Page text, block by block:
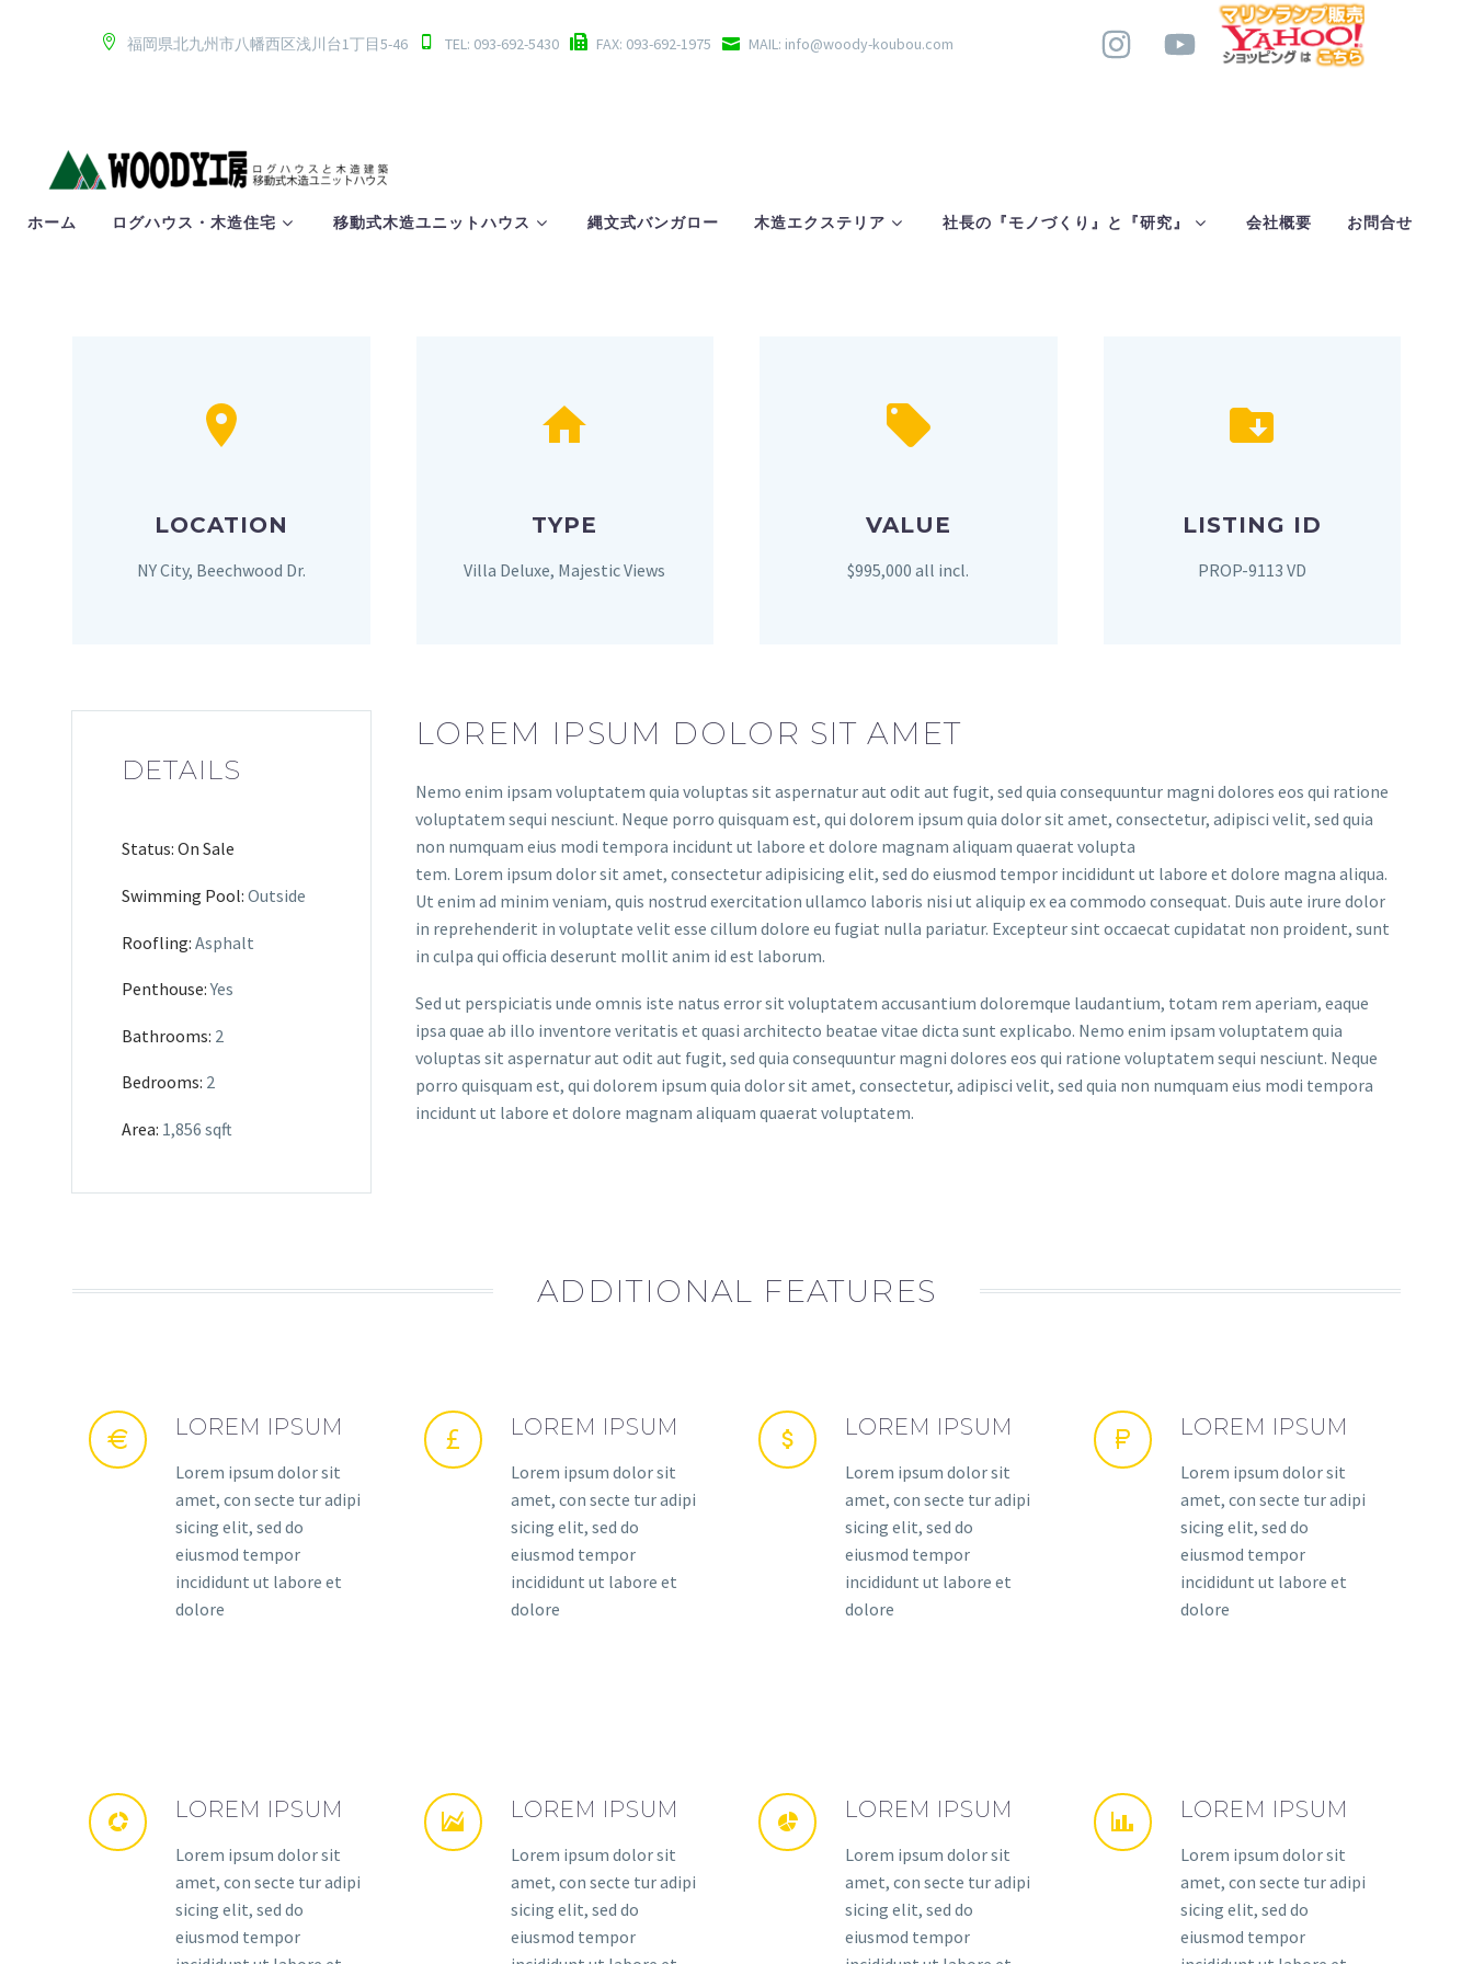
福岡県北九州市八幡西区浅川台1丁目5-46 TEL: 093-692-5430 FAX: 093-692-1975 MAIL: info@woody-koubou.com
ホーム ログハウス・木造住宅 移動式木造ユニットハウス 縄文式バンガロー 木造エクステリア 社長の『モノづくり』と『研究』 会社概要 お問合せ
LOCATION
NY City, Beechwood Dr.
TYPE
Villa Deluxe, Majestic Views
VALUE
$995,000 all incl.
LISTING ID
PROP-9113 VD
DETAILS
Status: On Sale
Swimming Pool: Outside
Roofling: Asphalt
Penthouse:Yes
Bathrooms: 2
Bedrooms: 2
Area: 1,856 sqft
LOREM IPSUM DOLOR SIT AMET
Nemo enim ipsam voluptatem quia voluptas sit aspernatur aut odit aut fugit, sed quia consequuntur magni dolores eos qui ratione
voluptatem sequi nesciunt. Neque porro quisquam est, qui dolorem ipsum quia dolor sit amet, consectetur, adipisci velit, sed quia
non numquam eius modi tempora incidunt ut labore et dolore magnam aliquam quaerat volupta
tem. Lorem ipsum dolor sit amet, consectetur adipisicing elit, sed do eiusmod tempor incididunt ut labore et dolore magna aliqua.
Ut enim ad minim veniam, quis nostrud exercitation ullamco laboris nisi ut aliquip ex ea commodo consequat. Duis aute irure dolor
in reprehenderit in voluptate velit esse cillum dolore eu fugiat nulla pariatur. Excepteur sint occaecat cupidatat non proident, sunt
in culpa qui officia deserunt mollit anim id est laborum.
Sed ut perspiciatis unde omnis iste natus error sit voluptatem accusantium doloremque laudantium, totam rem aperiam, eaque
ipsa quae ab illo inventore veritatis et quasi architecto beatae vitae dicta sunt explicabo. Nemo enim ipsam voluptatem quia
voluptas sit aspernatur aut odit aut fugit, sed quia consequuntur magni dolores eos qui ratione voluptatem sequi nesciunt. Neque
porro quisquam est, qui dolorem ipsum quia dolor sit amet, consectetur, adipisci velit, sed quia non numquam eius modi tempora
incidunt ut labore et dolore magnam aliquam quaerat voluptatem.
ADDITIONAL FEATURES
LOREM IPSUM
Lorem ipsum dolor sit
amet, con secte tur adipi
sicing elit, sed do
eiusmod tempor
incididunt ut labore et
dolore
LOREM IPSUM
Lorem ipsum dolor sit
amet, con secte tur adipi
sicing elit, sed do
eiusmod tempor
incididunt ut labore et
dolore
LOREM IPSUM
Lorem ipsum dolor sit
amet, con secte tur adipi
sicing elit, sed do
eiusmod tempor
incididunt ut labore et
dolore
LOREM IPSUM
Lorem ipsum dolor sit
amet, con secte tur adipi
sicing elit, sed do
eiusmod tempor
incididunt ut labore et
dolore
LOREM IPSUM
Lorem ipsum dolor sit
amet, con secte tur adipi
sicing elit, sed do
eiusmod tempor
LOREM IPSUM
Lorem ipsum dolor sit
amet, con secte tur adipi
sicing elit, sed do
eiusmod tempor
LOREM IPSUM
Lorem ipsum dolor sit
amet, con secte tur adipi
sicing elit, sed do
eiusmod tempor
LOREM IPSUM
Lorem ipsum dolor sit
amet, con secte tur adipi
sicing elit, sed do
eiusmod tempor